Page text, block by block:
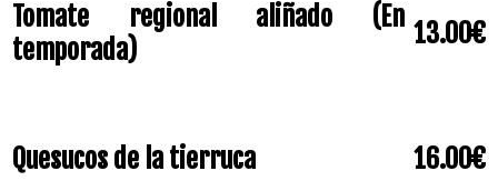
Tomate regional aliñado (En
temporada)
13.00€
Quesucos de la tierruca 16.00€